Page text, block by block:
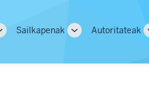
Sailkapenak
ToggleAutoritateak